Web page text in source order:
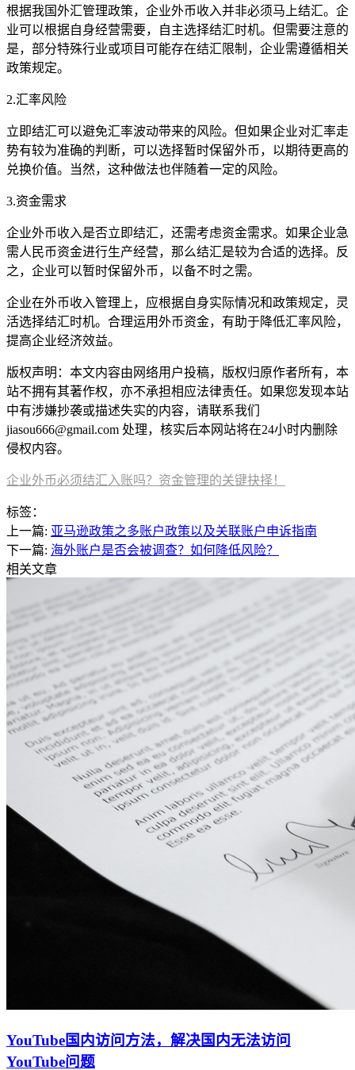
根据我国外汇管理政策，企业外币收入并非必须马上结汇。企
业可以根据自身经营需要，自主选择结汇时机。但需要注意的
是，部分特殊行业或项目可能存在结汇限制，企业需遵循相关
政策规定。
2.汇率风险
立即结汇可以避免汇率波动带来的风险。但如果企业对汇率走
势有较为准确的判断，可以选择暂时保留外币，以期待更高的
兑换价值。当然，这种做法也伴随着一定的风险。
3.资金需求
企业外币收入是否立即结汇，还需考虑资金需求。如果企业急
需人民币资金进行生产经营，那么结汇是较为合适的选择。反
之，企业可以暂时保留外币，以备不时之需。
企业在外币收入管理上，应根据自身实际情况和政策规定，灵
活选择结汇时机。合理运用外币资金，有助于降低汇率风险，
提高企业经济效益。
版权声明：本文内容由网络用户投稿，版权归原作者所有，本
站不拥有其著作权，亦不承担相应法律责任。如果您发现本站
中有涉嫌抄袭或描述失实的内容，请联系我们
jiasou666@gmail.com 处理，核实后本网站将在24小时内删除
侵权内容。
企业外币必须结汇入账吗？资金管理的关键抉择！
标签：
上一篇: 亚马逊政策之多账户政策以及关联账户申诉指南
下一篇: 海外账户是否会被调查？如何降低风险？
相关文章
YouTube国内访问方法，解决国内无法访问
YouTube问题